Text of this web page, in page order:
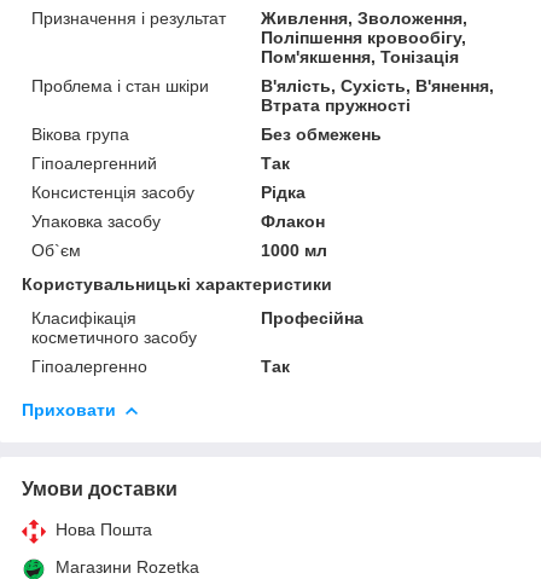
Призначення і результат
Живлення, Зволоження,
Поліпшення кровообігу,
Пом'якшення, Тонізація
Проблема і стан шкіри
В'ялість, Сухість, В'янення,
Втрата пружності
Вікова група
Без обмежень
Гіпоалергенний
Так
Консистенція засобу
Рідка
Упаковка засобу
Флакон
Об`єм
1000 мл
Користувальницькі характеристики
Класифікація
косметичного засобу
Професійна
Гіпоалергенно Так
Приховати
Умови доставки
Нова Пошта
Магазини Rozetka